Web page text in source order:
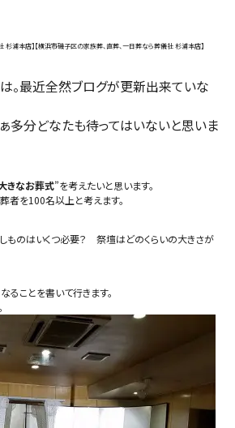
杉浦本店】【横浜市磯子区の家族葬、直葬、一日葬なら葬儀社 杉浦本店】
。最近全然ブログが更新出来ていな
多分どなたも待ってはいないと思いま
きなお葬式”を考えたいと思います。
者を100名以上と考えます。
のはいくつ必要？ 祭壇はどのくらいの大きさが
ることを書いて行きます。